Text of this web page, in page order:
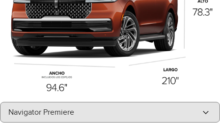
"Select
A
Navigator Premiere